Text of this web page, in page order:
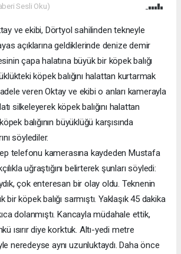
Sesli Oku)
ve ekibi, Dörtyol sahilinden tekneyle
açıklarına geldiklerinde denize demir
çapa halatına büyük bir köpek balığı
köpek balığını halattan kurtarmak
veren Oktay ve ekibi o anları kamerayla
silkeleyerek köpek balığını halattan
balığının büyüklüğü karşısında
söylediler.
telefonu kamerasına kaydeden Mustafa
uğraştığını belirterek şunları söyledi:
çok enteresan bir olay oldu. Teknenin
bir köpek balığı sarmıştı. Yaklaşık 45 dakika
dolanmıştı. Kancayla müdahale ettik,
ısırır diye korktuk. Altı-yedi metre
neredeyse aynı uzunluktaydı. Daha önce